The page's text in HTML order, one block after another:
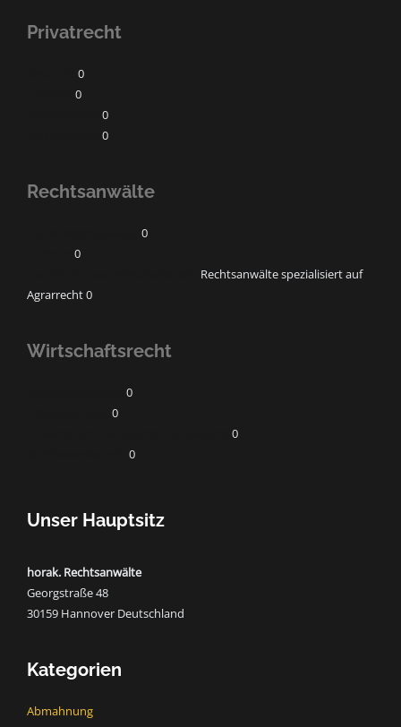
Privatrecht
0
0
0
0
Rechtsanwälte
0
0
Rechtsanwälte spezialisiert auf
Agrarrecht 0
Wirtschaftsrecht
0
0
0
0
Unser Hauptsitz
horak. Rechtsanwälte
Georgstraße 48
30159 Hannover Deutschland
Kategorien
Abmahnung